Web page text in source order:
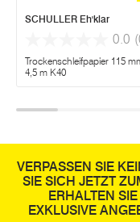
SCHULLER Eh'klar
0.0
Trockenschleifpapier 115
4,5 m K40
VERPASSEN SIE
SIE SICH JETZT
ERHALTEN
EXKLUSIVE